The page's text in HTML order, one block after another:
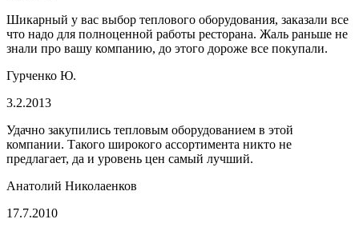
Шикарный у вас выбор теплового оборудования, заказали все
что надо для полноценной работы ресторана. Жаль раньше не
знали про вашу компанию, до этого дороже все покупали.
Гурченко Ю.
3.2.2013
Удачно закупились тепловым оборудованием в этой
компании. Такого широкого ассортимента никто не
предлагает, да и уровень цен самый лучший.
Анатолий Николаенков
17.7.2010